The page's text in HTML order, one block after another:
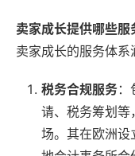
卖家成长提供哪些服
卖家成长的服务体系
税务合规服务：
请、税务筹划等
场。其在欧洲